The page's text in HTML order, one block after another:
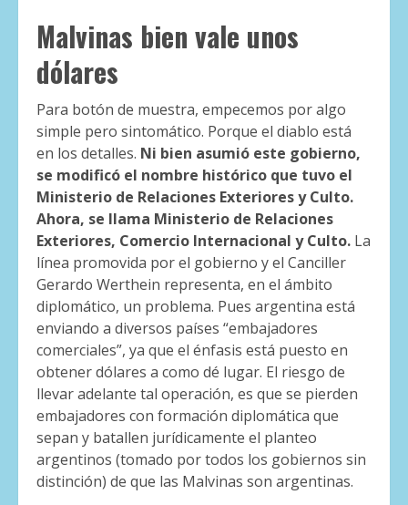
Malvinas bien vale unos
dólares
Para botón de muestra, empecemos por algo
simple pero sintomático. Porque el diablo está
en los detalles. Ni bien asumió este gobierno,
se modificó el nombre histórico que tuvo el
Ministerio de Relaciones Exteriores y Culto.
Ahora, se llama Ministerio de Relaciones
Exteriores, Comercio Internacional y Culto. La
línea promovida por el gobierno y el Canciller
Gerardo Werthein representa, en el ámbito
diplomático, un problema. Pues argentina está
enviando a diversos países “embajadores
comerciales”, ya que el énfasis está puesto en
obtener dólares a como dé lugar. El riesgo de
llevar adelante tal operación, es que se pierden
embajadores con formación diplomática que
sepan y batallen jurídicamente el planteo
argentinos (tomado por todos los gobiernos sin
distinción) de que las Malvinas son argentinas.